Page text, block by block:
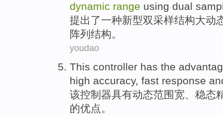
dynamic range using dual
提出了一种新型双采样结构大动
阵列 结构。
youdao
This controller has the
high accuracy, fast response
该控制器具有动态范围宽、稳态
的优点。